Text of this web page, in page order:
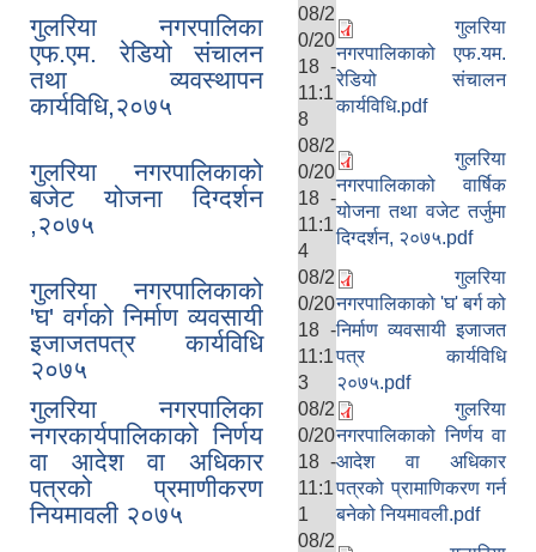
गुलरिया नगरपालिका
एफ.एम. रेडियो संचालन
तथा व्यवस्थापन
कार्यविधि,२०७५
08/2
0/20
18 -
11:1
8
गुलरिया
नगरपालिकाको एफ.यम.
रेडियो संचालन
कार्यविधि.pdf
गुलरिया नगरपालिकाको
बजेट योजना दिग्दर्शन
,२०७५
08/2
0/20
18 -
11:1
4
गुलरिया
नगरपालिकाको वार्षिक
योजना तथा वजेट तर्जुमा
दिग्दर्शन, २०७५.pdf
गुलरिया नगरपालिकाको
'घ' वर्गको निर्माण व्यवसायी
इजाजतपत्र कार्यविधि
२०७५
08/2
0/20
18 -
11:1
3
गुलरिया
नगरपालिकाको 'घ' बर्ग को
निर्माण व्यवसायी इजाजत
पत्र कार्यविधि
२०७५.pdf
गुलरिया नगरपालिका
नगरकार्यपालिकाको निर्णय
वा आदेश वा अधिकार
पत्रको प्रमाणीकरण
नियमावली २०७५
08/2
0/20
18 -
11:1
1
गुलरिया
नगरपालिकाको निर्णय वा
आदेश वा अधिकार
पत्रको प्रामाणिकरण गर्न
बनेको नियमावली.pdf
08/2